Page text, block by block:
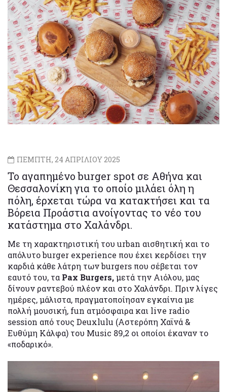
ΠΕΜΠΤΗ, 24 ΑΠΡΙΛΙΟΥ 2025
Το αγαπημένο burger spot σε Αθήνα και
Θεσσαλονίκη για το οποίο μιλάει όλη η
πόλη, έρχεται τώρα να κατακτήσει και τα
Βόρεια Προάστια ανοίγοντας το νέο του
κατάστημα στο Χαλάνδρι.
Με τη χαρακτηριστική του urban αισθητική και το
απόλυτο burger experience που έχει κερδίσει την
καρδιά κάθε λάτρη των burgers που σέβεται τον
εαυτό του, τα Pax Burgers,μετά την Αιόλου, μας
δίνουν ραντεβού πλέον και στο Χαλάνδρι. Πριν λίγες
ημέρες, μάλιστα, πραγματοποίησαν εγκαίνια με
πολλή μουσική, fun ατμόσφαιρα και live radio
session από τους Deuxlulu (Αστερόπη Χαϊνά &
Ευθύμη Κάλφα) του Music 89,2 οι οποίοι έκαναν το
«ποδαρικό».